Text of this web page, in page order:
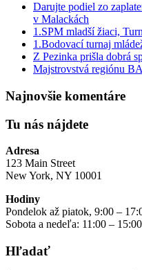
Darujte podiel zo
v Malackách
1.SPM mladší žiaci,
1.Bodovací turnaj
Z Pezinka prišla dobrá
Majstrovstvá regiónu
Najnovšie komentáre
Tu nás nájdete
Adresa
123 Main Street
New York, NY 10001
Hodiny
Pondelok až piatok, 9:00 –
Sobota a nedeľa: 11:00 – 15:00
Hľadať